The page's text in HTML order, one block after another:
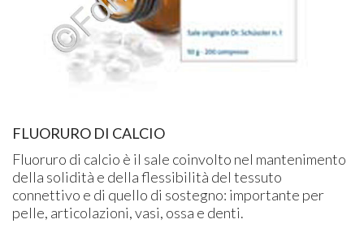
FLUORURO DI CALCIO
Fluoruro di calcio è il sale coinvolto nel mantenimento
della solidità e della flessibilità del tessuto
connettivo e di quello di sostegno: importante per
pelle, articolazioni, vasi, ossa e denti.